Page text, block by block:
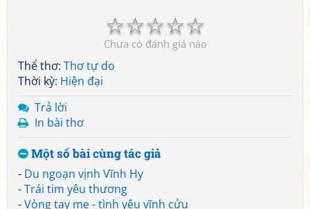
☆
☆
☆
☆
☆
Chưa có đánh giá nào
Thể thơ: Thơ tự do
Thời kỳ: Hiện đại
Trả lời
In bài thơ
Một số bài cùng tác giả
- Du ngoạn vịnh Vĩnh Hy
-Trái tim yêu thương
-Vòng tay mẹ - tình yêu vĩnh cửu